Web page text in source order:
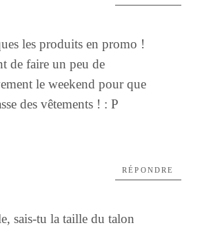
les produits en promo !
de faire un peu de
le weekend pour que
des vêtements ! : P
sais-tu la taille du talon
RÉPONDRE